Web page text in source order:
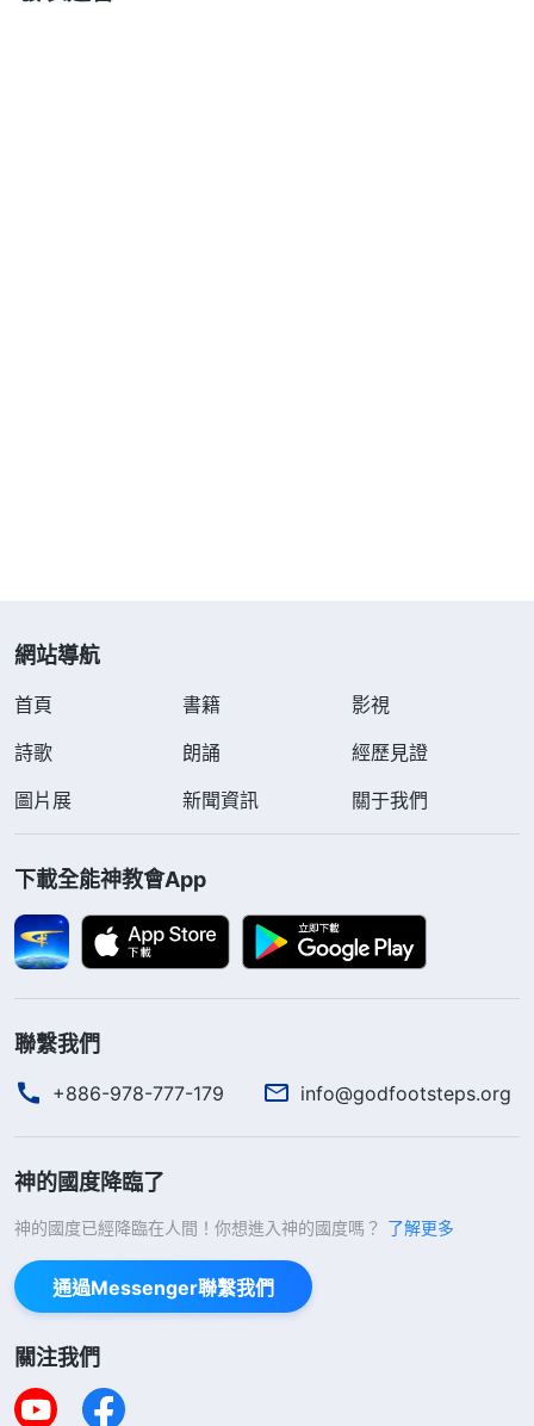
服？
尋求中，我又看到兩段神的話：「彼得作的工作
是在盡一個受造之物的本分，他是在追求愛神的過程
程中也有個人的追求，他的追求只是為了以後的盼
煉也不接受修理與對付，他認為只要他所作的工作滿
足神的心意，他所做的一切能討神的喜悦，到最後必
有賞賜為他存留。他的作工中并没有個人的經歷，完
全是為作工而作工，并不是在追求變化中來作工。他
的作工中盡是交易，并没有一點受造之物的本分或是
順服。在他作工的過程中他的舊性并没有變化，他作
為了領賞賜，彼得就不一樣了，他是經過修理對付、
經過熬煉的人，他們倆的作工目的、存心根本不
同。」《話・卷一 神的顯現與作工・成功與否在于人所
走的路》「作為一個受造之物所該追求的就是盡到受
造之物的本分，就是没有一點選擇地來追求愛神，因
為神就是值得人愛的。追求愛神的人，不應追求個人
網站導航
首頁 書籍
影視
詩歌
朗誦
經歷見證
圖片展
新聞資訊 關于我們
下載全能神教會App
聯繫我們
+886-978-777-179 info@godfootsteps.org
神的國度降臨了
神的國度已經降臨在人間！你想進入神的國度嗎？ 了解更多
通過Messenger聯繫我們
關注我們